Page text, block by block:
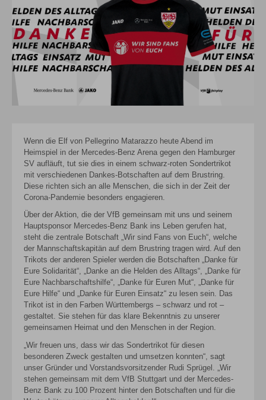
Wenn die Elf von Pellegrino Matarazzo heute Abend im
Heimspiel in der Mercedes-Benz Arena gegen den Hamburger
SV aufläuft, tut sie dies in einem schwarz-roten Sondertrikot
mit verschiedenen Dankes-Botschaften auf dem Brustring.
Diese richten sich an alle Menschen, die sich in der Zeit der
Corona-Pandemie besonders engagieren.
Über der Aktion, die der VfB gemeinsam mit uns und seinem
Hauptsponsor Mercedes-Benz Bank ins Leben gerufen hat,
steht die zentrale Botschaft „Wir sind Fans von Euch“, welche
der Mannschaftskapitän auf dem Brustring tragen wird. Auf den
Trikots der anderen Spieler werden die Botschaften „Danke für
Eure Solidarität“, „Danke an die Helden des Alltags“, „Danke für
Eure Nachbarschaftshilfe“, „Danke für Euren Mut“, „Danke für
Eure Hilfe“ und „Danke für Euren Einsatz“ zu lesen sein. Das
Trikot ist in den Farben Württembergs – schwarz und rot –
gestaltet. Sie stehen für das klare Bekenntnis zu unserer
gemeinsamen Heimat und den Menschen in der Region.
„Wir freuen uns, dass wir das Sondertrikot für diesen
besonderen Zweck gestalten und umsetzen konnten“, sagt
unser Gründer und Vorstandsvorsitzender Rudi Sprügel. „Wir
stehen gemeinsam mit dem VfB Stuttgart und der Mercedes-
Benz Bank zu 100 Prozent hinter den Botschaften und für die